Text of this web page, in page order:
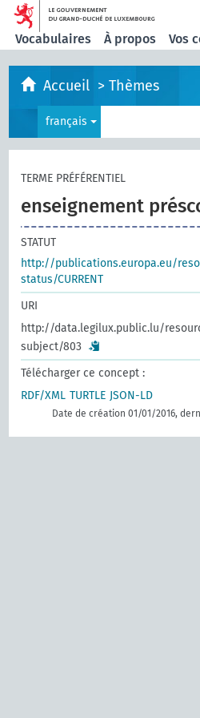
Vocabulaires À propos Vos
Accueil >Thèmes
français
TERME PRÉFÉRENTIEL
enseignement
STATUT
http://publications.europa.eu/
status/CURRENT
URI
http://data.legilux.public.lu/
subject/803
Télécharger ce concept :
RDF/XML TURTLE JSON-LD
Date de création 01/01/2016,